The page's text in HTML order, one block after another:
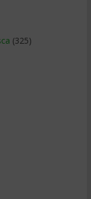
(325)